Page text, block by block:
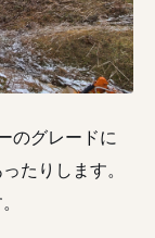
のグレードに
たりします。